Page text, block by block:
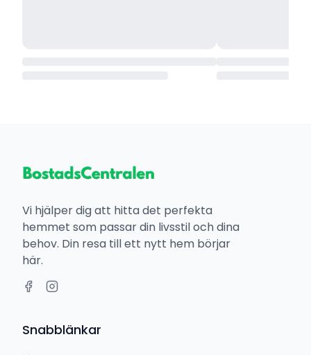
Vi hjälper dig att hitta det perfekta
hemmet som passar din livsstil och dina
behov. Din resa till ett nytt hem börjar
här.
Snabblänkar